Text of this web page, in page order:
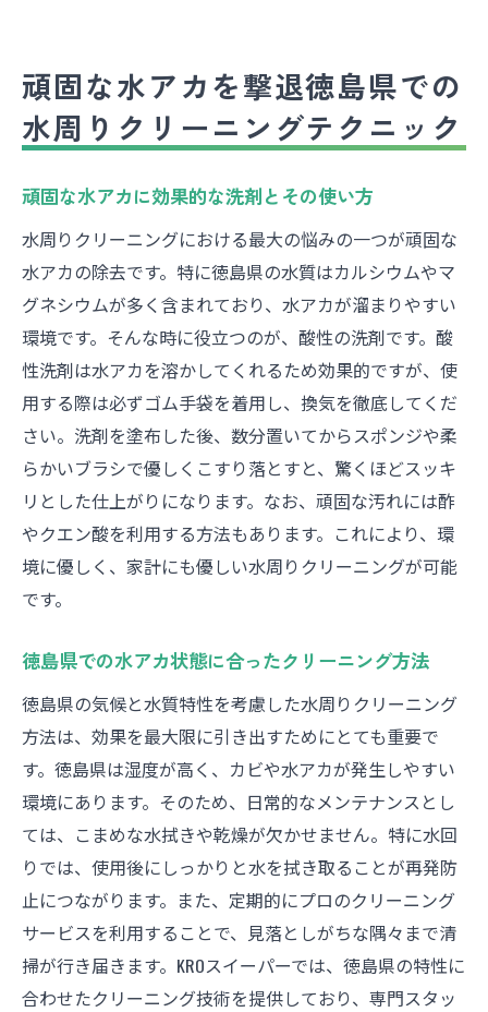
頑固な水アカを撃退徳島県での
水周りクリーニングテクニック
頑固な水アカに効果的な洗剤とその使い方
水周りクリーニングにおける最大の悩みの一つが頑固な
水アカの除去です。特に徳島県の水質はカルシウムやマ
グネシウムが多く含まれており、水アカが溜まりやすい
環境です。そんな時に役立つのが、酸性の洗剤です。酸
性洗剤は水アカを溶かしてくれるため効果的ですが、使
用する際は必ずゴム手袋を着用し、換気を徹底してくだ
さい。洗剤を塗布した後、数分置いてからスポンジや柔
らかいブラシで優しくこすり落とすと、驚くほどスッキ
リとした仕上がりになります。なお、頑固な汚れには酢
やクエン酸を利用する方法もあります。これにより、環
境に優しく、家計にも優しい水周りクリーニングが可能
です。
徳島県での水アカ状態に合ったクリーニング方法
徳島県の気候と水質特性を考慮した水周りクリーニング
方法は、効果を最大限に引き出すためにとても重要で
す。徳島県は湿度が高く、カビや水アカが発生しやすい
環境にあります。そのため、日常的なメンテナンスとし
ては、こまめな水拭きや乾燥が欠かせません。特に水回
りでは、使用後にしっかりと水を拭き取ることが再発防
止につながります。また、定期的にプロのクリーニング
サービスを利用することで、見落としがちな隅々まで清
掃が行き届きます。KROスイーパーでは、徳島県の特性に
合わせたクリーニング技術を提供しており、専門スタッ